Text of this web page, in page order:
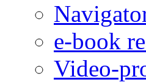
e-book
Video-